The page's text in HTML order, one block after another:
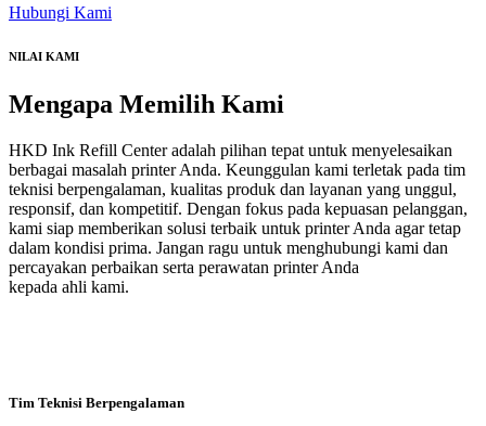
Hubungi Kami
NILAI KAMI
Mengapa Memilih Kami
HKD Ink Refill Center adalah pilihan tepat untuk menyelesaikan
berbagai masalah printer Anda. Keunggulan kami terletak pada tim
teknisi berpengalaman, kualitas produk dan layanan yang unggul,
responsif, dan kompetitif. Dengan fokus pada kepuasan pelanggan,
kami siap memberikan solusi terbaik untuk printer Anda agar tetap
dalam kondisi prima. Jangan ragu untuk menghubungi kami dan
percayakan perbaikan serta perawatan printer Anda
kepada ahli kami.
Tim Teknisi Berpengalaman